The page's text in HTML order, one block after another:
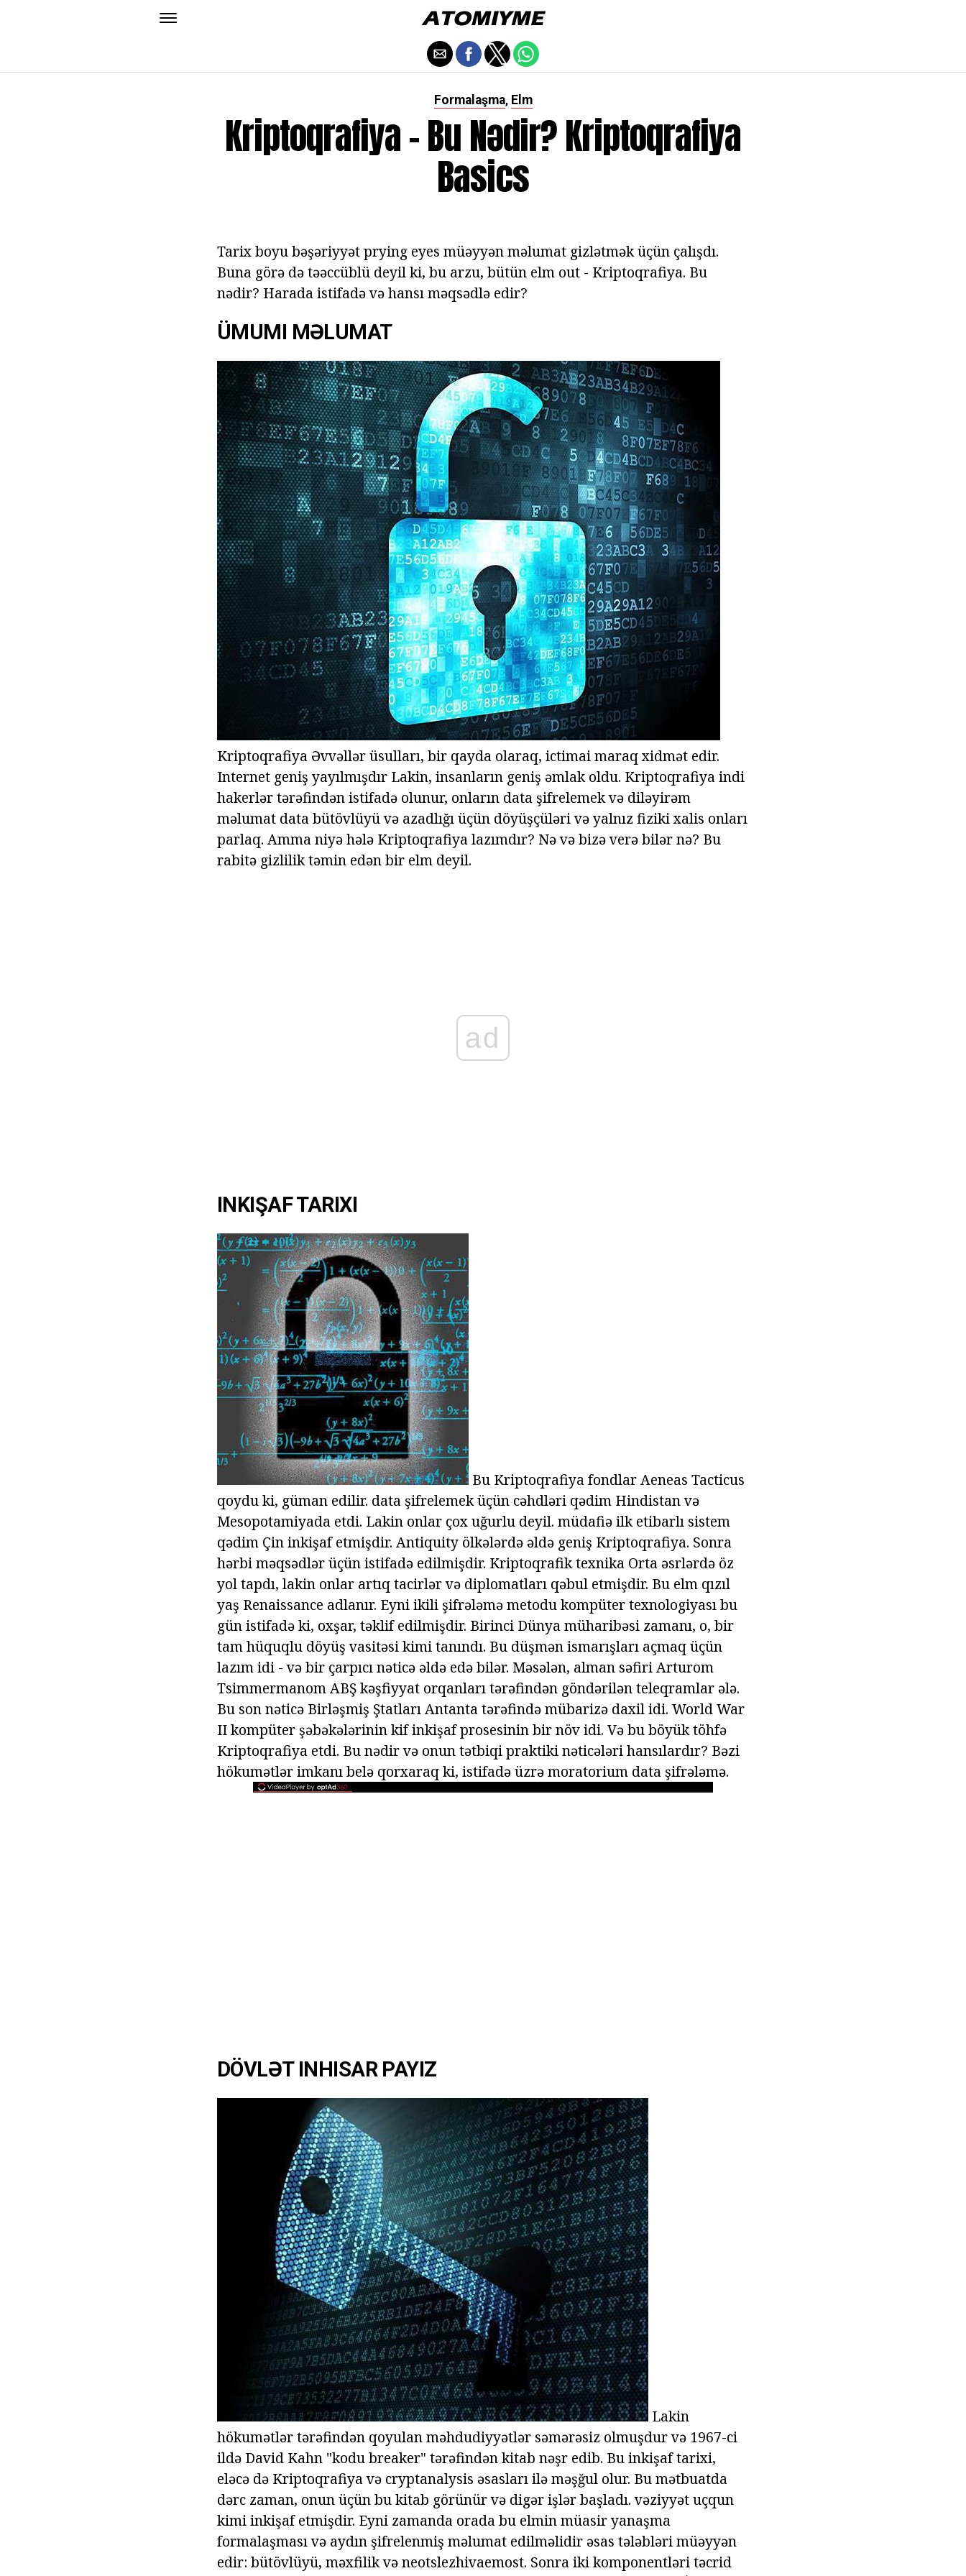
Formalaşma, Elm
Kriptoqrafiya - Bu Nədir? Kriptoqrafiya
Basics
Tarix boyu bəşəriyyət prying eyes müəyyən məlumat gizlətmək üçün çalışdı.
Buna görə də təəccüblü deyil ki, bu arzu, bütün elm out - Kriptoqrafiya. Bu
nədir? Harada istifadə və hansı məqsədlə edir?
ÜMUMI MƏLUMAT
Kriptoqrafiya Əvvəllər üsulları, bir qayda olaraq, ictimai maraq xidmət edir.
Internet geniş yayılmışdır Lakin, insanların geniş əmlak oldu. Kriptoqrafiya indi
hakerlər tərəfindən istifadə olunur, onların data şifrelemek və diləyirəm
məlumat data bütövlüyü və azadlığı üçün döyüşçüləri və yalnız fiziki xalis onları
parlaq. Amma niyə hələ Kriptoqrafiya lazımdır? Nə və bizə verə bilər nə? Bu
rabitə gizlilik təmin edən bir elm deyil.
ad
INKIŞAF TARIXI
Bu Kriptoqrafiya fondlar Aeneas Tacticus
qoydu ki, güman edilir. data şifrelemek üçün cəhdləri qədim Hindistan və
Mesopotamiyada etdi. Lakin onlar çox uğurlu deyil. müdafiə ilk etibarlı sistem
qədim Çin inkişaf etmişdir. Antiquity ölkələrdə əldə geniş Kriptoqrafiya. Sonra
hərbi məqsədlər üçün istifadə edilmişdir. Kriptoqrafik texnika Orta əsrlərdə öz
yol tapdı, lakin onlar artıq tacirlər və diplomatları qəbul etmişdir. Bu elm qızıl
yaş Renaissance adlanır. Eyni ikili şifrələmə metodu kompüter texnologiyası bu
gün istifadə ki, oxşar, təklif edilmişdir. Birinci Dünya müharibəsi zamanı, o, bir
tam hüquqlu döyüş vasitəsi kimi tanındı. Bu düşmən ismarışları açmaq üçün
lazım idi - və bir çarpıcı nəticə əldə edə bilər. Məsələn, alman səfiri Arturom
Tsimmermanom ABŞ kəşfiyyat orqanları tərəfindən göndərilən teleqramlar ələ.
Bu son nəticə Birləşmiş Ştatları Antanta tərəfində mübarizə daxil idi. World War
II kompüter şəbəkələrinin kif inkişaf prosesinin bir növ idi. Və bu böyük töhfə
Kriptoqrafiya etdi. Bu nədir və onun tətbiqi praktiki nəticələri hansılardır? Bəzi
hökumətlər imkanı belə qorxaraq ki, istifadə üzrə moratorium data şifrələmə.
DÖVLƏT INHISAR PAYIZ
Lakin
hökumətlər tərəfindən qoyulan məhdudiyyətlər səmərəsiz olmuşdur və 1967-ci
ildə David Kahn "kodu breaker" tərəfindən kitab nəşr edib. Bu inkişaf tarixi,
eləcə də Kriptoqrafiya və cryptanalysis əsasları ilə məşğul olur. Bu mətbuatda
dərc zaman, onun üçün bu kitab görünür və digər işlər başladı. vəziyyət uçqun
kimi inkişaf etmişdir. Eyni zamanda orada bu elmin müasir yanaşma
formalaşması və aydın şifrelenmiş məlumat edilməlidir əsas tələbləri müəyyən
edir: bütövlüyü, məxfilik və neotslezhivaemost. Sonra iki komponentləri təcrid